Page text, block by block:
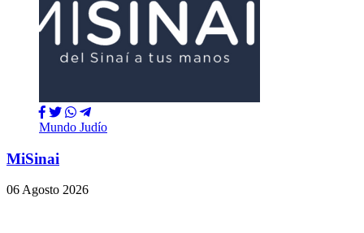
Mundo Judío
MiSinai
06 Agosto 2026